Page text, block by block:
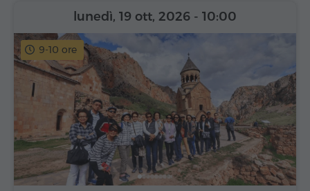
9-10 ore
lunedì, 19 ott, 2026 - 10:00